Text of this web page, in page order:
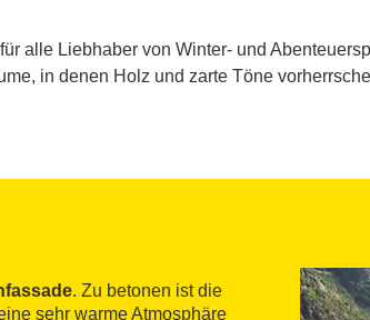
alle Liebhaber von Winter- und
in denen Holz und zarte Töne
. Zu betonen ist die
sehr warme Atmosphäre